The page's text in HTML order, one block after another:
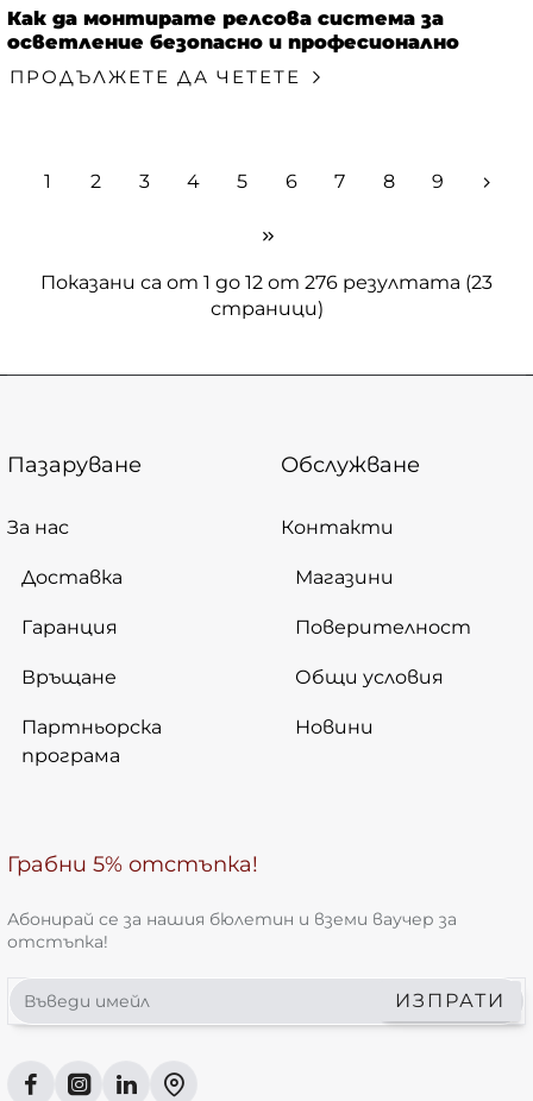
Как да монтирате релсова система за
осветление безопасно и професионално
ПРОДЪЛЖЕТЕ ДА ЧЕТЕТЕ
1 2 3 4 5 6 7 8 9
Показани са от 1 до 12 от 276 резултата (23
страници)
Пазаруване
За нас
Доставка
Гаранция
Връщане
Партньорска
програма
Обслужване
Контакти
Магазини
Поверителност
Общи условия
Новини
Грабни 5% отстъпка!
Абонирай се за нашия бюлетин и вземи ваучер за
отстъпка!
Въведи
имейл
ИЗПРАТИ